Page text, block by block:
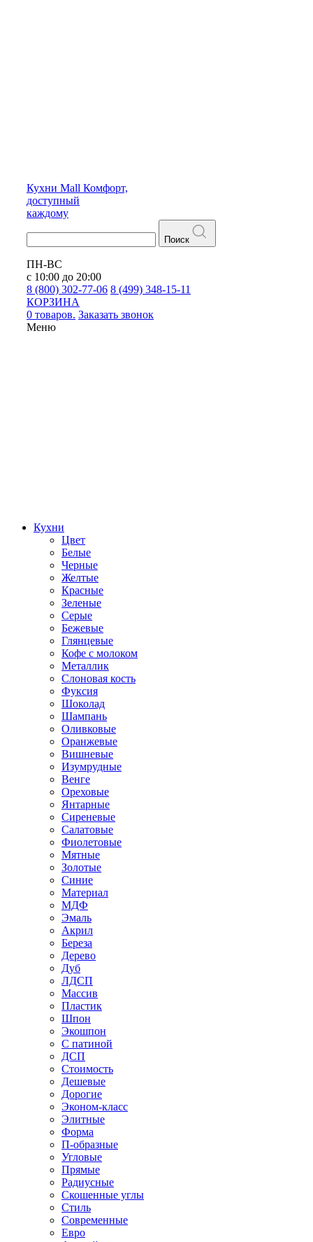
Кухни Mall Комфорт,
доступный
каждому
Поиск
ПН-ВС
с 10:00 до 20:00
8 (800) 302-77-06 8 (499) 348-15-11
КОРЗИНА
0 товаров. Заказать звонок
Меню
Кухни
Цвет
Белые
Черные
Желтые
Красные
Зеленые
Серые
Бежевые
Глянцевые
Кофе с молоком
Металлик
Слоновая кость
Фуксия
Шоколад
Шампань
Оливковые
Оранжевые
Вишневые
Изумрудные
Венге
Ореховые
Янтарные
Сиреневые
Салатовые
Фиолетовые
Мятные
Золотые
Синие
Материал
МДФ
Эмаль
Акрил
Береза
Дерево
Дуб
ЛДСП
Массив
Пластик
Шпон
Экошпон
С патиной
ДСП
Стоимость
Дешевые
Дорогие
Эконом-класс
Элитные
Форма
П-образные
Угловые
Прямые
Радиусные
Скошенные углы
Стиль
Современные
Евро